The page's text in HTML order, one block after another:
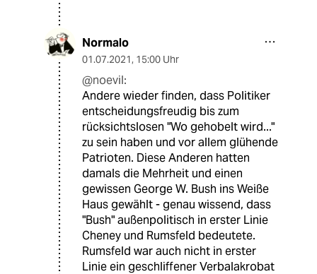
Normalo
01.07.2021, 15:00 Uhr
@noevil:
Andere wieder finden, dass Politiker
entscheidungsfreudig bis zum
rücksichtslosen "Wo gehobelt wird..."
zu sein haben und vor allem glühende
Patrioten. Diese Anderen hatten
damals die Mehrheit und einen
gewissen George W. Bush ins Weiße
Haus gewählt - genau wissend, dass
"Bush" außenpolitisch in erster Linie
Cheney und Rumsfeld bedeutete.
Rumsfeld war auch nicht in erster
Linie ein geschliffener Verbalakrobat